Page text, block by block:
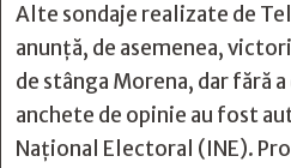
Alte sondaje realizate de
anunţă, de asemenea,
de stânga Morena, dar fără
anchete de opinie au fost
Naţional Electoral (INE).